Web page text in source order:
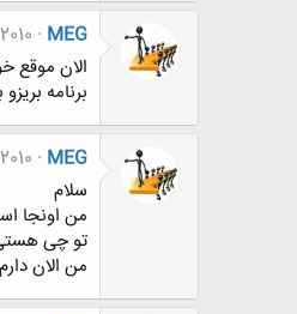
MEG
الان موقع
برنامه
MEG
سلام
من اونجا
تو چی
من الان